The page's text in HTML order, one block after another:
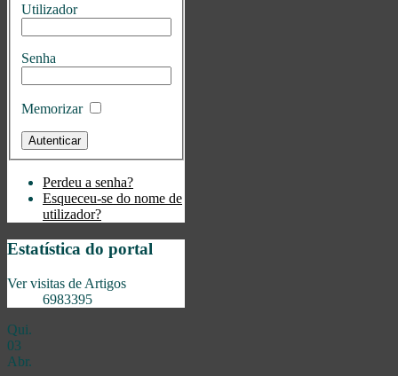
Utilizador
Senha
Memorizar
Perdeu a senha?
Esqueceu-se do nome de
utilizador?
Estatística do portal
Ver visitas de Artigos
6983395
Qui.
03
Abr.